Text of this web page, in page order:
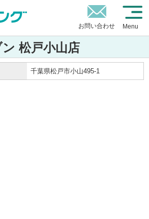
お問い合わせ Menu
松戸小山店
千葉県松戸市小山495-1